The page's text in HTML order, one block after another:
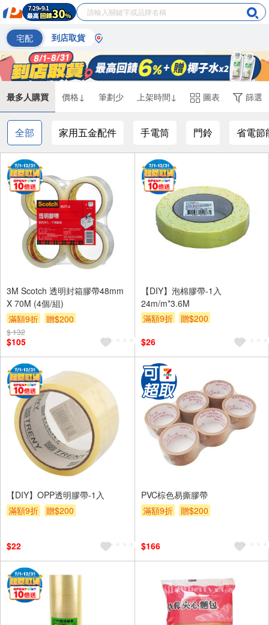
宅配 到店取貨
最多人購買 價格↓ 筆劃少 上架時間↓ 圖表 篩選
全部 家用五金配件 手電筒 門鈴 省電節
3M Scotch 透明封箱膠帶48mm
X 70M (4個/組)
滿額9折
贈$200
$ 132
$105
【DIY】泡棉膠帶-1入
24m/m*3.6M
滿額9折
贈$200
$26
【DIY】OPP透明膠帶-1入
滿額9折
贈$200
$22
PVC棕色易撕膠帶
滿額9折
贈$200
$166